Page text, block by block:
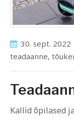
30. sept. 2022
teadaanne,
Kallid õpilased